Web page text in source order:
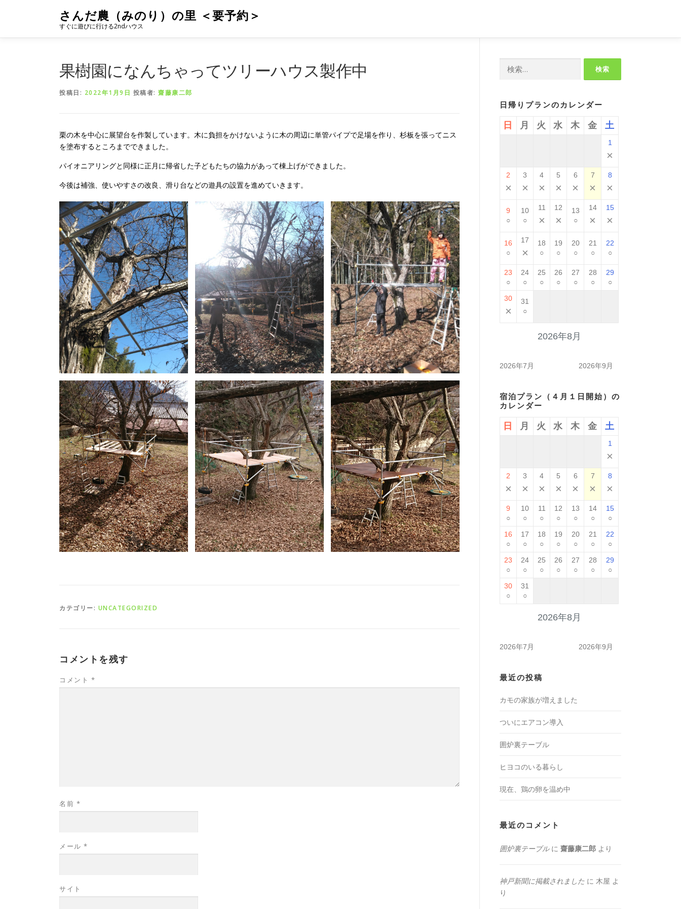
ン
さんだ農（みのり）の里 ＜要予約＞
すぐに遊びに行ける2ndハウス
果樹園になんちゃってツリーハウス製作中
投稿日: 2022年1月9日 投稿者: 齋藤康二郎
栗の木を中心に展望台を作製しています。木に負担をかけないように木の周辺に単管パイプで足場を作り、杉板を張ってニス
を塗布するところまでできました。
パイオニアリングと同様に正月に帰省した子どもたちの協力があって棟上げができました。
今後は補強、使いやすさの改良、滑り台などの遊具の設置を進めていきます。
カテゴリー: UNCATEGORIZED
コメントを残す
コメント *
名前 *
メール *
サイト
日帰りプランのカレンダー
2026年8月
日 月 火 水 木 金 土
1
×
2
×
3
×
4
×
5
×
6
×
7
×
8
×
9
○
10
○
11
×
12
×
13
○
14
×
15
×
16
○
17
×
18
○
19
○
20
○
21
○
22
○
23
○
24
○
25
○
26
○
27
○
28
○
29
○
30
×
31
○
2026年7月 2026年9月
宿泊プラン（４月１日開始）の
カレンダー
2026年8月
日 月 火 水 木 金 土
1
×
2
×
3
×
4
×
5
×
6
×
7
×
8
×
9
○
10
○
11
○
12
○
13
○
14
○
15
○
16
○
17
○
18
○
19
○
20
○
21
○
22
○
23
○
24
○
25
○
26
○
27
○
28
○
29
○
30
○
31
○
2026年7月 2026年9月
最近の投稿
カモの家族が増えました
ついにエアコン導入
囲炉裏テーブル
ヒヨコのいる暮らし
現在、鶏の卵を温め中
最近のコメント
囲炉裏テーブルに 齋藤康二郎 より
神戸新聞に掲載されました に 木屋 よ
り